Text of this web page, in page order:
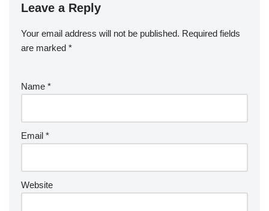
Leave a Reply
Your email address will not be published. Required fields
are marked *
Name *
Email *
Website